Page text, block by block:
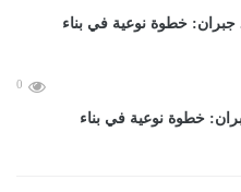
0
خطوة نوعية في بناء